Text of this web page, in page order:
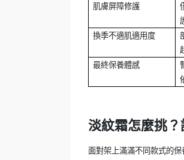
肌膚屏障修護
換季不適肌適用度
最終保養體感
淡紋霜怎麼挑？
面對架上滿滿不同款式的